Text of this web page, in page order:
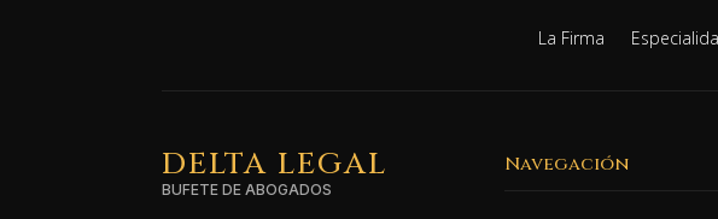
La Firma
DELTA LEGAL
BUFETE DE ABOGADOS
Navegación